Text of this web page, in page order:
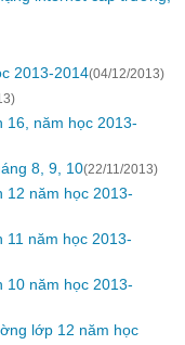
2013-2014(04/12/2013)
16, năm học 2013-
8, 9, 10(22/11/2013)
12 năm học 2013-
11 năm học 2013-
10 năm học 2013-
lớp 12 năm học